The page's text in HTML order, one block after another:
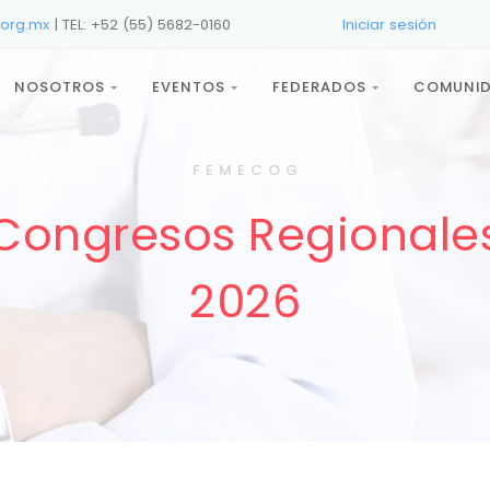
| TEL: +52 (55) 5682-0160 Iniciar sesión
NOSOTROS EVENTOS FEDERADOS
F E M E C O G
2026